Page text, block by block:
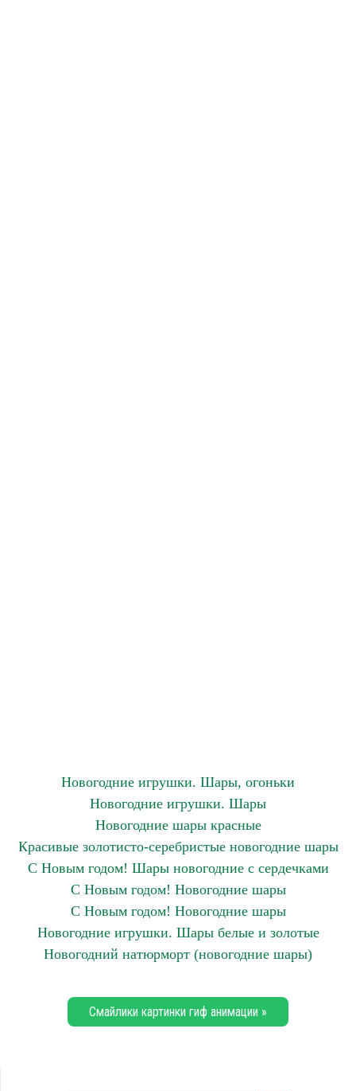
Новогодние игрушки. Шары, огоньки
Новогодние игрушки. Шары
Новогодние шары красные
Красивые золотисто-серебристые новогодние шары
С Новым годом! Шары новогодние с сердечками
С Новым годом! Новогодние шары
С Новым годом! Новогодние шары
Новогодние игрушки. Шары белые и золотые
Новогодний натюрморт (новогодние шары)
Смайлики картинки гиф анимации »